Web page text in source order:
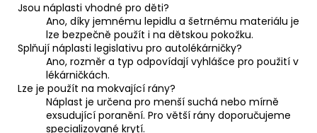
Jsou náplasti vhodné pro děti?
Ano, díky jemnému lepidlu a šetrnému materiálu je
lze bezpečně použít i na dětskou pokožku.
Splňují náplasti legislativu pro autolékárničky?
Ano, rozměr a typ odpovídají vyhlášce pro použití v
lékárničkách.
Lze je použít na mokvající rány?
Náplast je určena pro menší suchá nebo mírně
exsudující poranění. Pro větší rány doporučujeme
specializované krytí.